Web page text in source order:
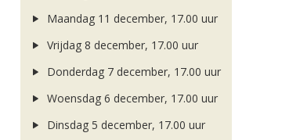
Maandag 11 december, 17.00 uur
Vrijdag 8 december, 17.00 uur
Donderdag 7 december, 17.00 uur
Woensdag 6 december, 17.00 uur
Dinsdag 5 december, 17.00 uur